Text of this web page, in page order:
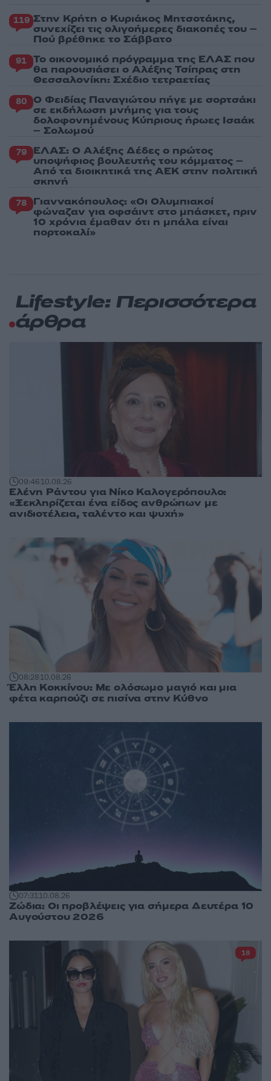
119 Στην Κρήτη ο Κυριάκος Μητσοτάκης,
συνεχίζει τις ολιγοήμερες διακοπές του –
Πού βρέθηκε το Σάββατο
91 Το οικονομικό πρόγραμμα της ΕΛΑΣ που
θα παρουσιάσει ο Αλέξης Τσίπρας στη
Θεσσαλονίκη: Σχέδιο τετραετίας
80 Ο Φειδίας Παναγιώτου πήγε με σορτσάκι
σε εκδήλωση μνήμης για τους
δολοφονημένους Κύπριους ήρωες Ισαάκ
– Σολωμού
79 ΕΛΑΣ: Ο Αλέξης Δέδες ο πρώτος
υποψήφιος βουλευτής του κόμματος –
Από τα διοικητικά της ΑΕΚ στην πολιτική
σκηνή
78 Γιαννακόπουλος: «Οι Ολυμπιακοί
φώναζαν για οφσάιντ στο μπάσκετ, πριν
10 χρόνια έμαθαν ότι η μπάλα είναι
πορτοκαλί»
Lifestyle: Περισσότερα
άρθρα
09:4610.08.26
Ελένη Ράντου για Νίκο Καλογερόπουλο:
«Ξεκληρίζεται ένα είδος ανθρώπων με
ανιδιοτέλεια, ταλέντο και ψυχή»
08:2810.08.26
Έλλη Κοκκίνου: Με ολόσωμο μαγιό και μια
φέτα καρπούζι σε πισίνα στην Κύθνο
07:3110.08.26
Ζώδια: Οι προβλέψεις για σήμερα Δευτέρα 10
Αυγούστου 2026
18